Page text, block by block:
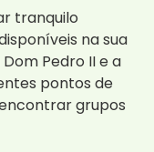
tranquilo
na sua
Pedro II e a
pontos de
grupos